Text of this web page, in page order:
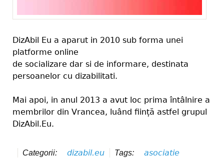
DizAbil Eu a aparut in 2010 sub forma unei
platforme online
de socializare dar si de informare, destinata
persoanelor cu dizabilitati.
Mai apoi, in anul 2013 a avut loc prima întâlnire a
membrilor din Vrancea, luând ființă astfel grupul
DizAbil.Eu.
Categorii: dizabil.eu Tags: asociatie